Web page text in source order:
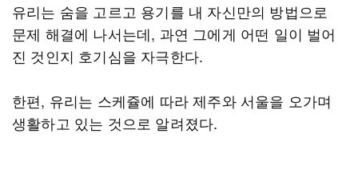
유리는 숨을 고르고 용기를 내 자신만의 방법으로
문제 해결에 나서는데, 과연 그에게 어떤 일이 벌어
진 것인지 호기심을 자극한다.
한편, 유리는 스케쥴에 따라 제주와 서울을 오가며
생활하고 있는 것으로 알려졌다.